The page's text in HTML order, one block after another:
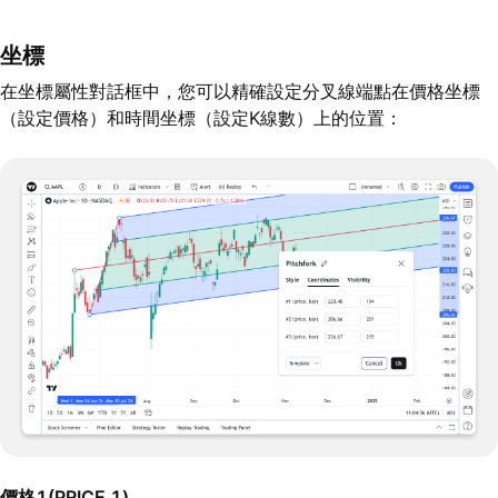
坐標
在坐標屬性對話框中，您可以精確設定分叉線端點在價格坐標
（設定價格）和時間坐標（設定K線數）上的位置：